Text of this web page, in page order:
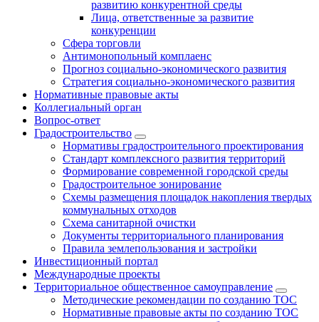
развитию конкурентной среды
Лица, ответственные за развитие
конкуренции
Сфера торговли
Антимонопольный комплаенс
Прогноз социально-экономического развития
Стратегия социально-экономического развития
Нормативные правовые акты
Коллегиальный орган
Вопрос-ответ
Градостроительство
Нормативы градостроительного проектирования
Стандарт комплексного развития территорий
Формирование современной городской среды
Градостроительное зонирование
Схемы размещения площадок накопления твердых
коммунальных отходов
Схема санитарной очистки
Документы территориального планирования
Правила землепользования и застройки
Инвестиционный портал
Международные проекты
Территориальное общественное самоуправление
Методические рекомендации по созданию ТОС
Нормативные правовые акты по созданию ТОС